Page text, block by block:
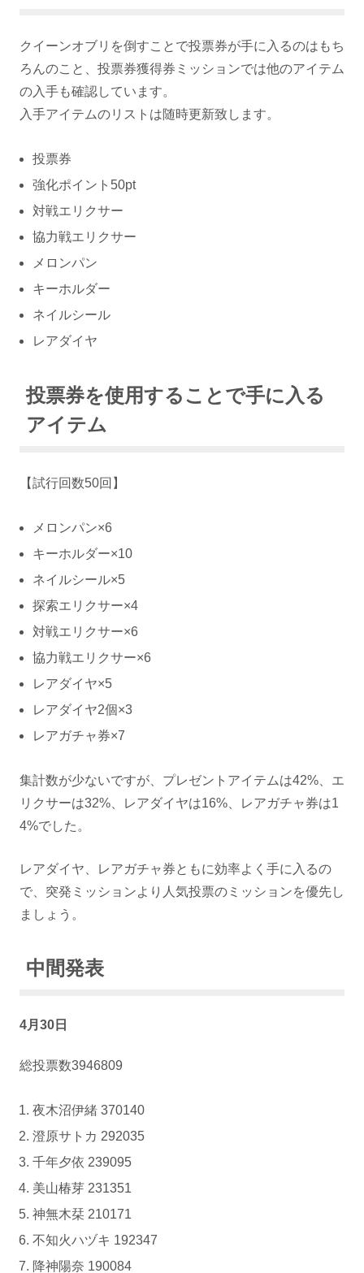
クイーンオブリを倒すことで投票券が手に入るのはもち
ろんのこと、投票券獲得券ミッションでは他のアイテム
の入手も確認しています。
入手アイテムのリストは随時更新致します。
投票券
強化ポイント50pt
対戦エリクサー
協力戦エリクサー
メロンパン
キーホルダー
ネイルシール
レアダイヤ
投票券を使用することで手に入る
アイテム
【試行回数50回】
メロンパン×6
キーホルダー×10
ネイルシール×5
探索エリクサー×4
対戦エリクサー×6
協力戦エリクサー×6
レアダイヤ×5
レアダイヤ2個×3
レアガチャ券×7
集計数が少ないですが、プレゼントアイテムは42%、エ
リクサーは32%、レアダイヤは16%、レアガチャ券は1
4%でした。
レアダイヤ、レアガチャ券ともに効率よく手に入るの
で、突発ミッションより人気投票のミッションを優先し
ましょう。
中間発表
4月30日
総投票数3946809
夜木沼伊緒 370140
澄原サトカ 292035
千年夕依 239095
美山椿芽 231351
神無木栞 210171
不知火ハヅキ 192347
降神陽奈 190084